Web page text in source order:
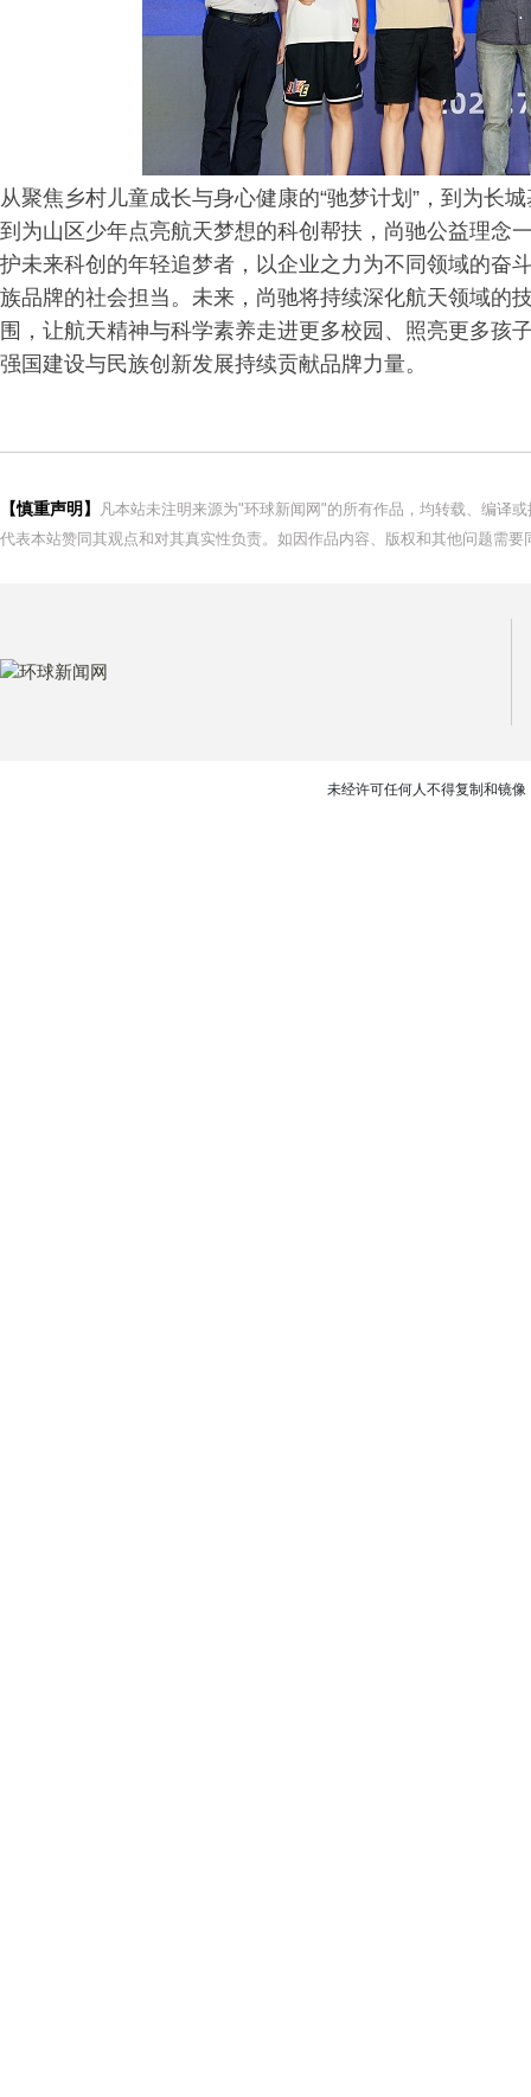
从聚焦乡村儿童成长与身心健康的“驰梦计划”，到为长
到为山区少年点亮航天梦想的科创帮扶，尚驰公益理
护未来科创的年轻追梦者，以企业之力为不同领域的奋
族品牌的社会担当。未来，尚驰将持续深化航天领域的
围，让航天精神与科学素养走进更多校园、照亮更多孩
强国建设与民族创新发展持续贡献品牌力量。
【慎重声明】
凡本站未注明来源为"环球新闻网"的所有作品，均转载、编译
代表本站赞同其观点和对其真实性负责。如因作品内容、版权和其他问题需
未经许可任何人不得复制和镜